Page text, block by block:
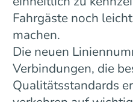
Fahrgäste noch
machen.
Die neuen
Verbindungen, die
Qualitätsstandards